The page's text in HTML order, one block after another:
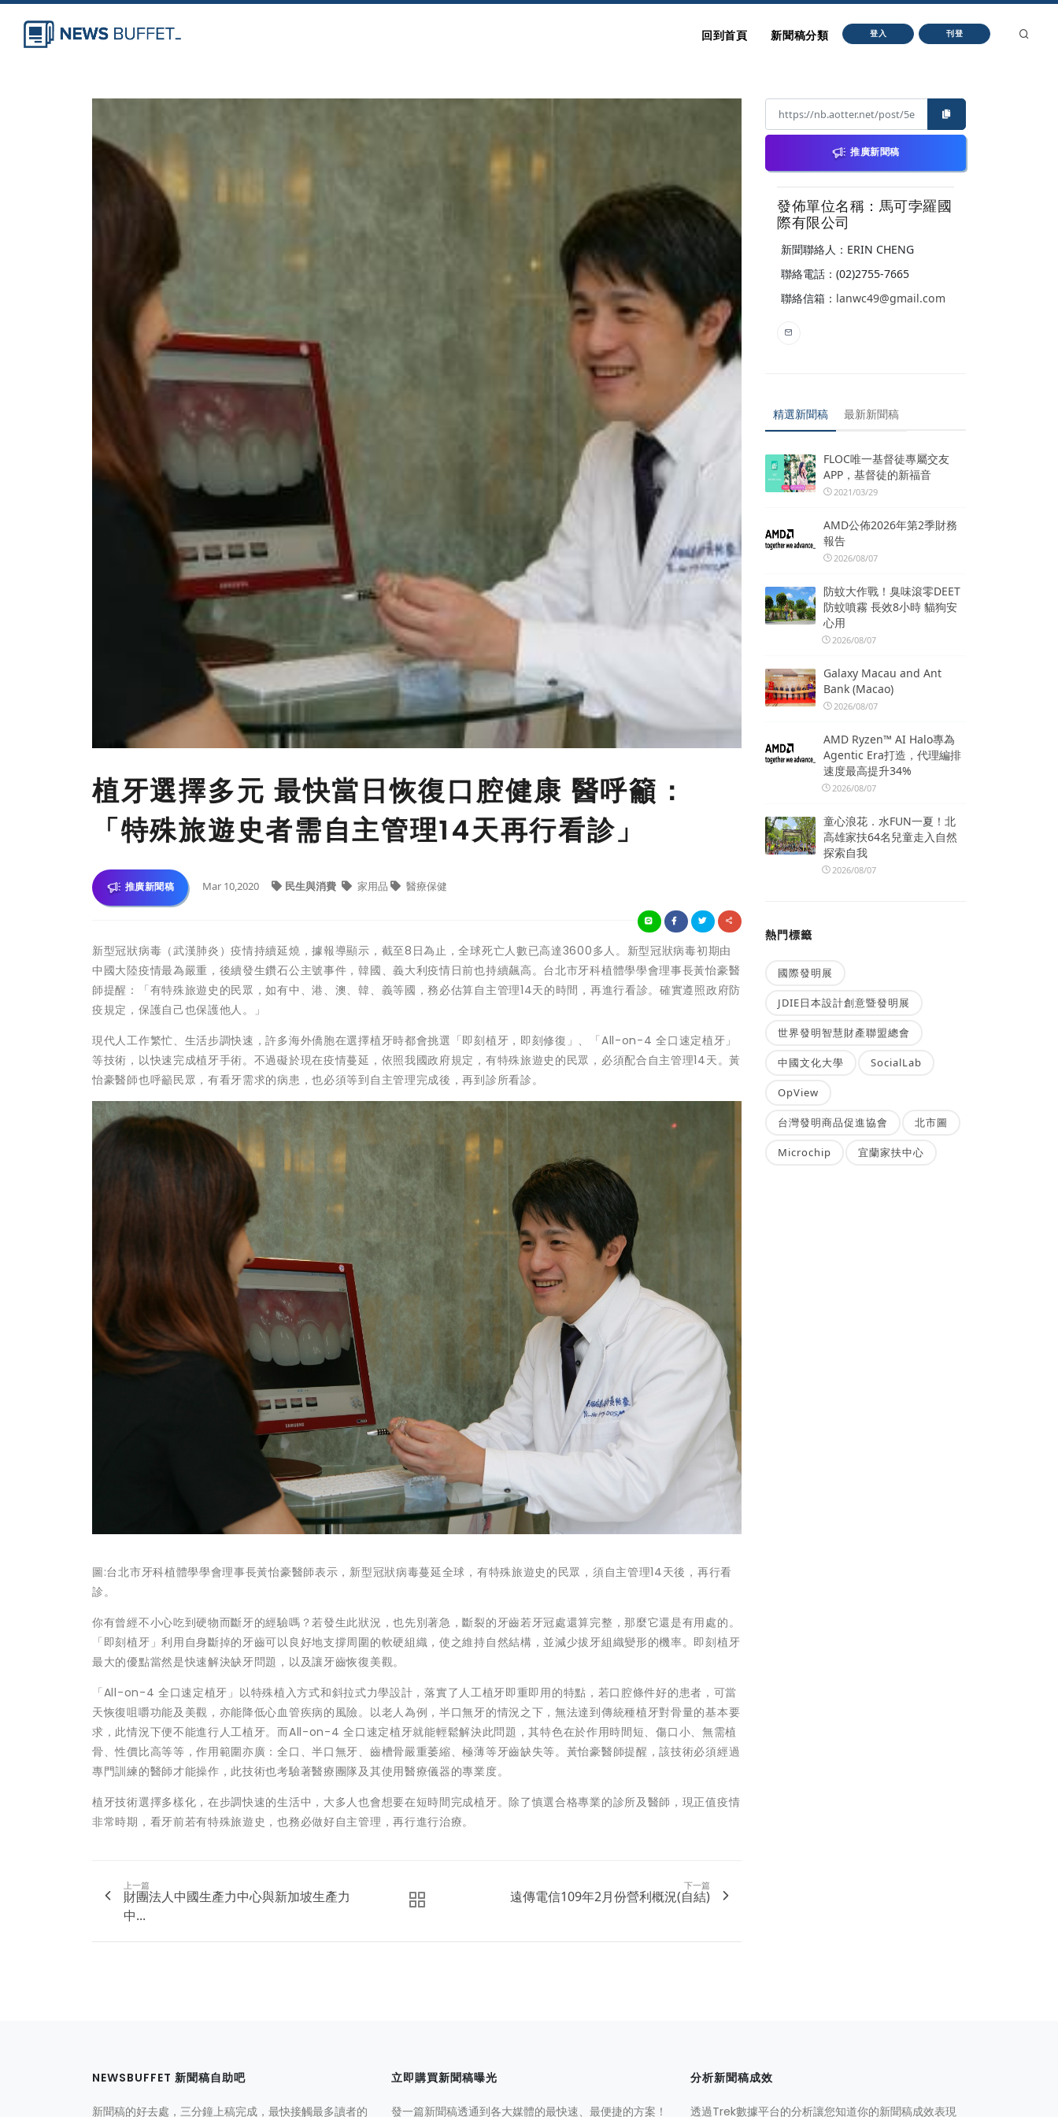
回到首頁 新聞稿分類 登入 刊登
植牙選擇多元 最快當日恢復口腔健康 醫呼籲：
「特殊旅遊史者需自主管理14天再行看診」
推廣新聞稿 Mar 10,2020 民生與消費 家用品 醫療保健
新型冠狀病毒（武漢肺炎）疫情持續延燒，據報導顯示，截至8日為止，全球死亡人數已高達3600多人。新型冠狀病毒初期由
中國大陸疫情最為嚴重，後續發生鑽石公主號事件，韓國、義大利疫情日前也持續飆高。台北市牙科植體學學會理事長黃怡豪醫
師提醒：「有特殊旅遊史的民眾，如有中、港、澳、韓、義等國，務必估算自主管理14天的時間，再進行看診。確實遵照政府防
疫規定，保護自己也保護他人。」
現代人工作繁忙、生活步調快速，許多海外僑胞在選擇植牙時都會挑選「即刻植牙，即刻修復」、「All-on-4 全口速定植牙」
等技術，以快速完成植牙手術。不過礙於現在疫情蔓延，依照我國政府規定，有特殊旅遊史的民眾，必須配合自主管理14天。黃
怡豪醫師也呼籲民眾，有看牙需求的病患，也必須等到自主管理完成後，再到診所看診。
圖:台北市牙科植體學學會理事長黃怡豪醫師表示，新型冠狀病毒蔓延全球，有特殊旅遊史的民眾，須自主管理14天後，再行看
診。
你有曾經不小心吃到硬物而斷牙的經驗嗎？若發生此狀況，也先別著急，斷裂的牙齒若牙冠處還算完整，那麼它還是有用處的。
「即刻植牙」利用自身斷掉的牙齒可以良好地支撐周圍的軟硬組織，使之維持自然結構，並減少拔牙組織變形的機率。即刻植牙
最大的優點當然是快速解決缺牙問題，以及讓牙齒恢復美觀。
「All-on-4 全口速定植牙」以特殊植入方式和斜拉式力學設計，落實了人工植牙即重即用的特點，若口腔條件好的患者，可當
天恢復咀嚼功能及美觀，亦能降低心血管疾病的風險。以老人為例，半口無牙的情況之下，無法達到傳統種植牙對骨量的基本要
求，此情況下便不能進行人工植牙。而All-on-4 全口速定植牙就能輕鬆解決此問題，其特色在於作用時間短、傷口小、無需植
骨、性價比高等等，作用範圍亦廣：全口、半口無牙、齒槽骨嚴重萎縮、極薄等牙齒缺失等。黃怡豪醫師提醒，該技術必須經過
專門訓練的醫師才能操作，此技術也考驗著醫療團隊及其使用醫療儀器的專業度。
植牙技術選擇多樣化，在步調快速的生活中，大多人也會想要在短時間完成植牙。除了慎選合格專業的診所及醫師，現正值疫情
非常時期，看牙前若有特殊旅遊史，也務必做好自主管理，再行進行治療。
上一篇
財團法人中國生產力中心與新加坡生產力
中...
下一篇
遠傳電信109年2月份營利概況(自結)
推廣新聞稿
發佈單位名稱：馬可孛羅國
際有限公司
新聞聯絡人：ERIN CHENG
聯絡電話：(02)2755-7665
聯絡信箱： lanwc49@gmail.com
精選新聞稿 最新新聞稿
FLOC唯一基督徒專屬交友
APP，基督徒的新福音
2021/03/29
AMD公佈2026年第2季財務
報告
2026/08/07
防蚊大作戰！臭味滾零DEET
防蚊噴霧 長效8小時 貓狗安
心用
2026/08/07
Galaxy Macau and Ant
Bank (Macao)
2026/08/07
AMD Ryzen™ AI Halo專為
Agentic Era打造，代理編排
速度最高提升34%
2026/08/07
童心浪花．水FUN一夏！北
高雄家扶64名兒童走入自然
探索自我
2026/08/07
熱門標籤
國際發明展
JDIE日本設計創意暨發明展
世界發明智慧財產聯盟總會
中國文化大學 SocialLab
OpView
台灣發明商品促進協會 北市圖
Microchip 宜蘭家扶中心
NEWSBUFFET 新聞稿自助吧
新聞稿的好去處，三分鐘上稿完成，最快接觸最多讀者的
立即購買新聞稿曝光
發一篇新聞稿透通到各大媒體的最快速、最便捷的方案！
分析新聞稿成效
透過Trek數據平台的分析讓您知道你的新聞稿成效表現